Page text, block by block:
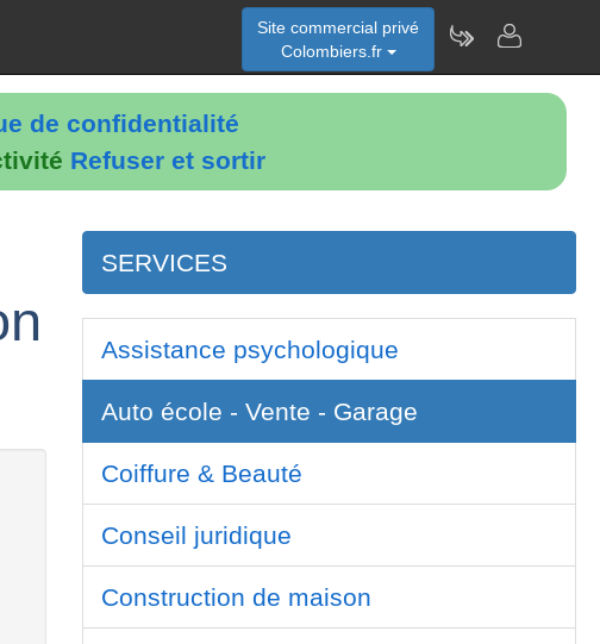
de confidentialité
Refuser et sortir
Site commercial privé
Colombiers.fr
SERVICES
Assistance psychologique
Auto école - Vente - Garage
Coiffure & Beauté
Conseil juridique
Construction de maison